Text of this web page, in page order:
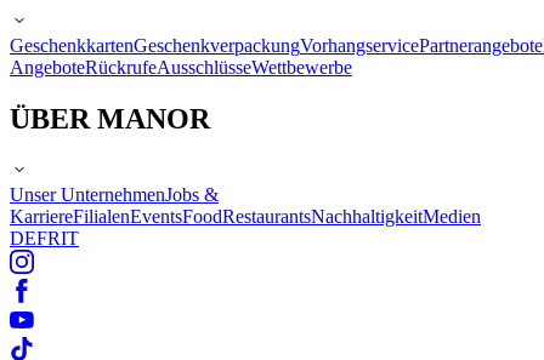
GeschenkkartenGeschenkverpackungVorhangservicePartnerangebote
AngeboteRückrufeAusschlüsseWettbewerbe
ÜBER MANOR
Unser UnternehmenJobs &
KarriereFilialenEventsFoodRestaurantsNachhaltigkeitMedien
DEFRIT